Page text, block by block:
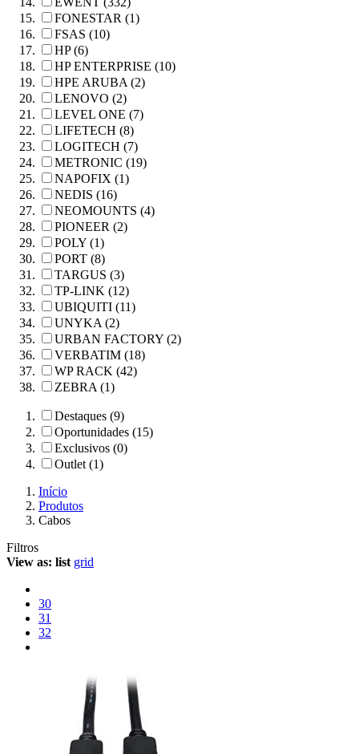
FONESTAR (1)
FSAS (10)
HP (6)
HP ENTERPRISE (10)
HPE ARUBA (2)
LENOVO (2)
LEVEL ONE (7)
LIFETECH (8)
LOGITECH (7)
METRONIC (19)
NAPOFIX (1)
NEDIS (16)
NEOMOUNTS (4)
PIONEER (2)
POLY (1)
PORT (8)
TARGUS (3)
TP-LINK (12)
UBIQUITI (11)
UNYKA (2)
URBAN FACTORY (2)
VERBATIM (18)
WP RACK (42)
ZEBRA (1)
Destaques (9)
Oportunidades (15)
Exclusivos (0)
Outlet (1)
Início
Produtos
Cabos
Filtros
View as: list grid
30
31
32